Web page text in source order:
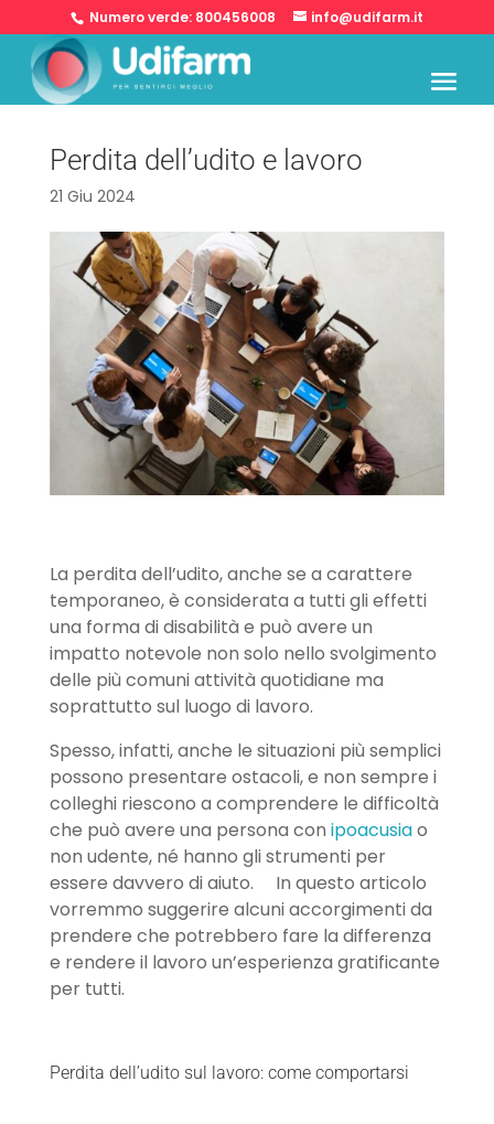
Numero verde: 800456008 info@udifarm.it
Perdita dell’udito e lavoro
21 Giu 2024
La perdita dell’udito, anche se a carattere
temporaneo, è considerata a tutti gli effetti
una forma di disabilità e può avere un
impatto notevole non solo nello svolgimento
delle più comuni attività quotidiane ma
soprattutto sul luogo di lavoro.
Spesso, infatti, anche le situazioni più semplici
possono presentare ostacoli, e non sempre i
colleghi riescono a comprendere le difficoltà
che può avere una persona con ipoacusiao
non udente, né hanno gli strumenti per
essere davvero di aiuto. In questo articolo
vorremmo suggerire alcuni accorgimenti da
prendere che potrebbero fare la differenza
e rendere il lavoro un’esperienza gratificante
per tutti.
Perdita dell’udito sul lavoro: come comportarsi